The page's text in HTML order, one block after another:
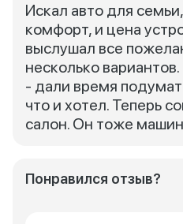
Искал авто для
комфорт, и цена
выслушал все
несколько
- дали время
что и хотел. Теперь
салон. Он тоже
Понравился отзыв?